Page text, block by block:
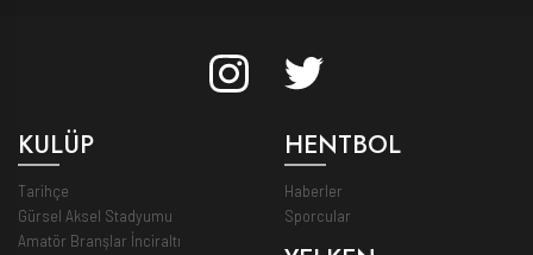
KULÜP
Tarihçe
Gürsel Aksel Stadyumu
Amatör Branşlar İnciraltı
HENTBOL
Haberler
Sporcular